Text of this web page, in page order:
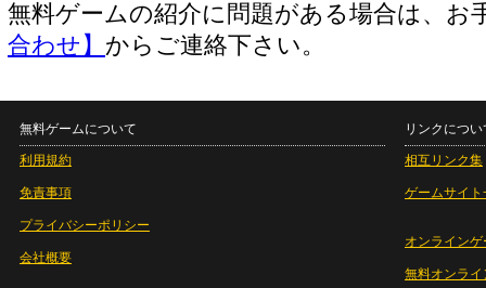
無料ゲームの紹介に問題がある場合は、お
合わせ】 からご連絡下さい。
無料ゲームについて
利用規約
免責事項
プライバシーポリシー
会社概要
リンクについ
相互リンク集
ゲームサイト
オンラインゲ
無料オンライ